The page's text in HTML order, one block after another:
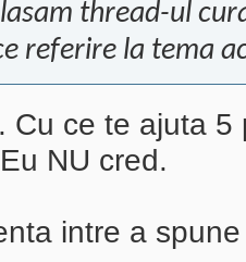
lasam thread-ul
referire la tema
Cu ce te ajuta
NU cred.
intre a